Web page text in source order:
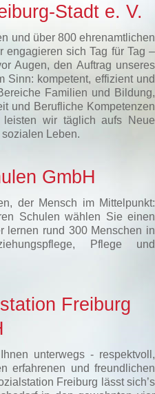
Stadt e. V.
und über 800 ehrenamtlichen
engagieren sich Tag für Tag –
Augen, den Auftrag unseres
Sinn: kompetent, effizient und
Familien und Bildung,
und Berufliche Kompetenzen
wir täglich aufs Neue
Leben.
GmbH
der Mensch im Mittelpunkt:
Schulen wählen Sie einen
lernen rund 300 Menschen in
Pflege und
Freiburg
unterwegs - respektvoll,
erfahrenen und freundlichen
Freiburg lässt sich’s